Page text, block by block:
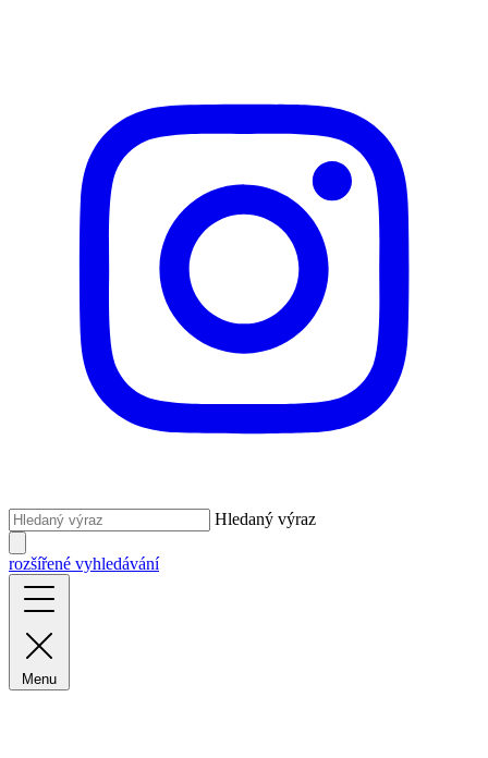
Hledaný výraz
rozšířené vyhledávání
Menu